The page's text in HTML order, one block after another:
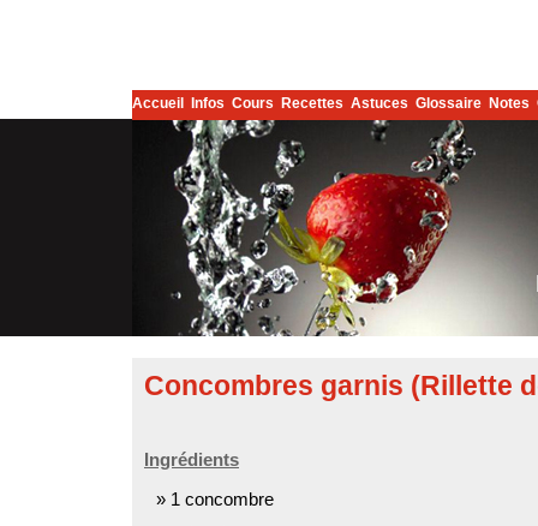
Accueil Infos Cours Recettes Astuces Glossaire Notes
Concombres garnis (Rillette
Ingrédients
1 concombre